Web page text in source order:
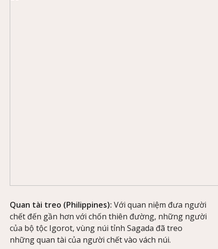
Quan tài treo (Philippines): Với quan niệm đưa người
chết đến gần hơn với chốn thiên đường, những người
của bộ tộc Igorot, vùng núi tỉnh Sagada đã treo
những quan tài của người chết vào vách núi.